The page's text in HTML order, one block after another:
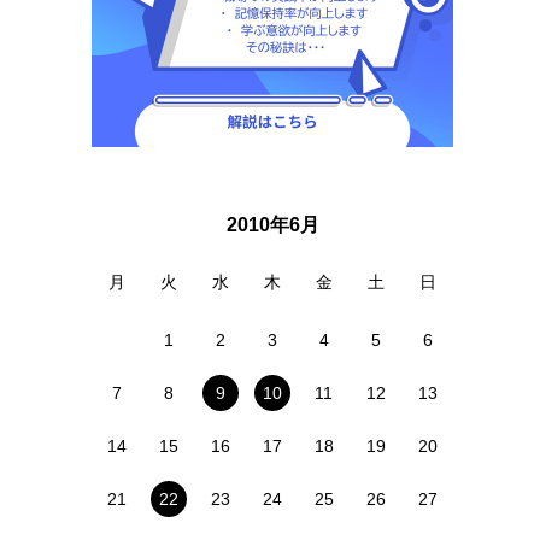
2010年6月
月 火 水 木 金 土 日
1 2 3 4 5 6
7 8 9 10 11 12 13
14 15 16 17 18 19 20
21 22 23 24 25 26 27